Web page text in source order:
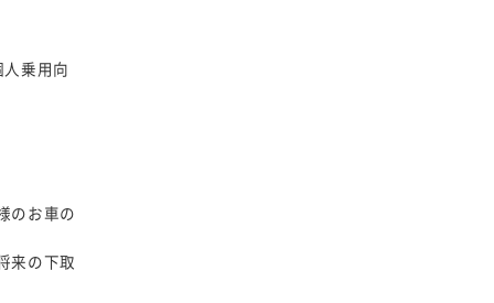
乗用向
のお車の
来の下取